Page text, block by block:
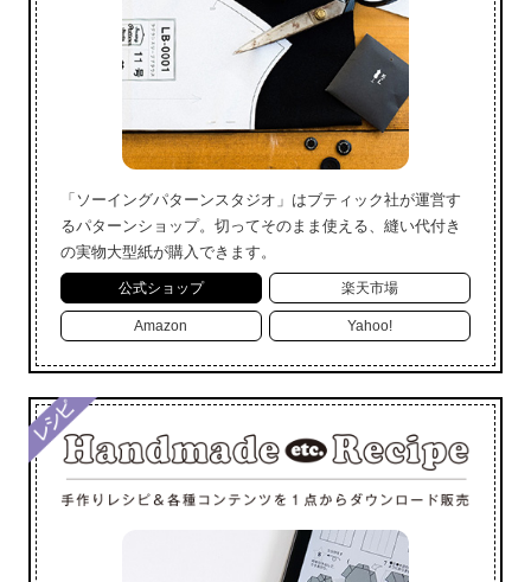
「ソーイングパターンスタジオ」はブティック社が運営す
るパターンショップ。切ってそのまま使える、縫い代付き
の実物大型紙が購入できます。
公式ショップ 楽天市場
Amazon Yahoo!